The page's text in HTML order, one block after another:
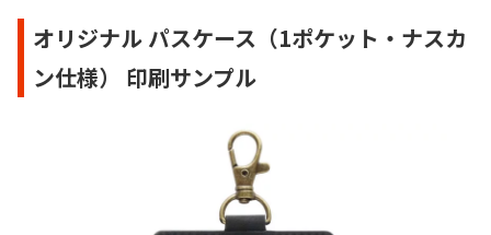
オリジナル パスケース（1ポケット・ナスカ
ン仕様） 印刷サンプル